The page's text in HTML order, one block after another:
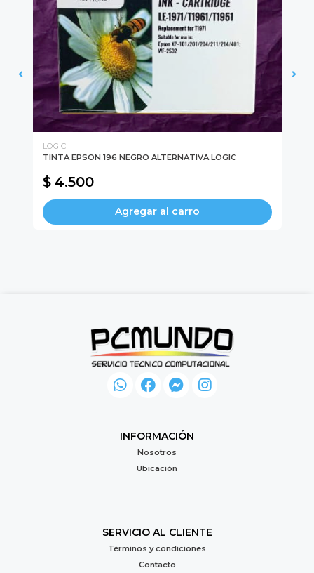
LOGIC
TINTA EPSON 196 NEGRO ALTERNATIVA LOGIC
$ 4.500
Agregar al carro
INFORMACIÓN
Nosotros
Ubicación
SERVICIO AL CLIENTE
Términos y condiciones
Contacto